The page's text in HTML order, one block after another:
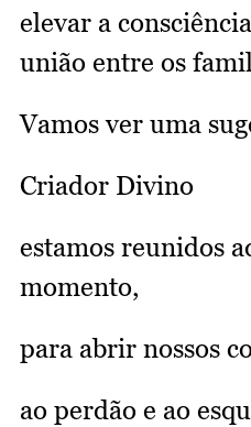
elevar a
união entre os
Vamos ver uma
Criador Divino
estamos reunidos
momento,
para abrir nossos
ao perdão e ao